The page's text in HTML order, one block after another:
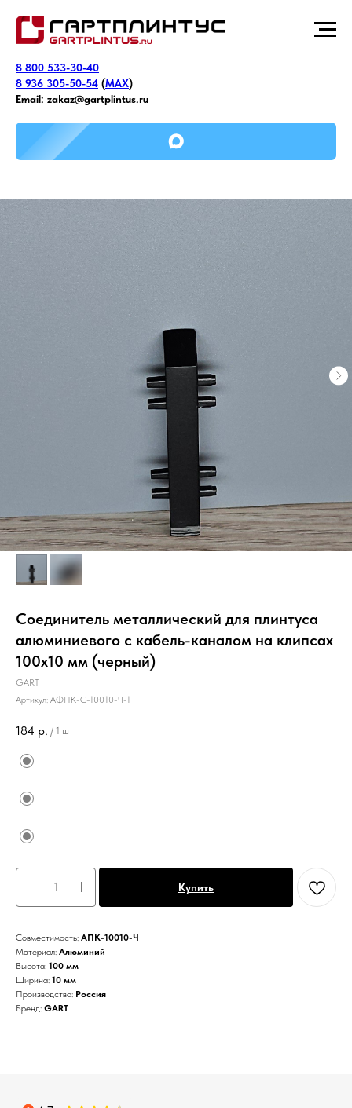
8 800 533-30-40
8 936 305-50-54 (MAX)
Email: zakaz@gartplintus.ru
Соединитель металлический для плинтуса
алюминиевого с кабель-каналом на клипсах
100х10 мм (черный)
GART
Артикул: АФПК-С-10010-Ч-1
184 р. / 1 шт
Купить
Совместимость: АПК-10010-Ч
Материал: Алюминий
Высота: 100 мм
Ширина: 10 мм
Производство: Россия
Бренд: GART